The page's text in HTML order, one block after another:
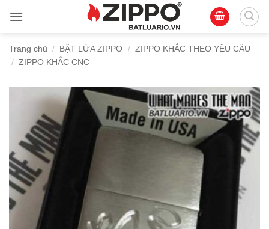
qua
dungTrang chủ / BẬT LỬA ZIPPO / ZIPPO KHẮC THEO YÊU CẦU
/ ZIPPO KHẮC CNC